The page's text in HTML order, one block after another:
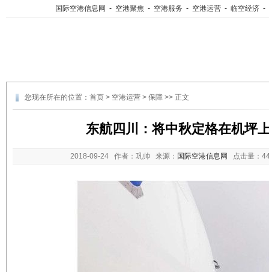
国际空港信息网 - 空港聚焦 - 空港服务 - 空港运营 - 临空经济 -
您现在所在的位置： 首页 > 空港运营 > 保障 >> 正文
东航四川：将中秋定格在机坪
2018-09-24 作者：巩帅 来源： 国际空港信息网 点击量：